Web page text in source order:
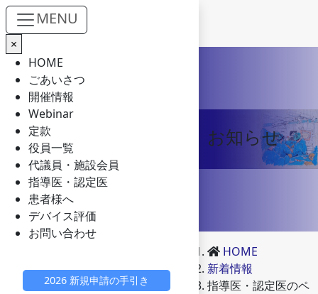
Skip to main content
MENU
×
HOME
ごあいさつ
開催情報
Webinar
定款
役員一覧
代議員・施設会員
指導医・認定医
患者様へ
デバイス評価
お問い合わせ
2026 新規申請の手引き
お知らせ
HOME
新着情報
指導医・認定医のペ